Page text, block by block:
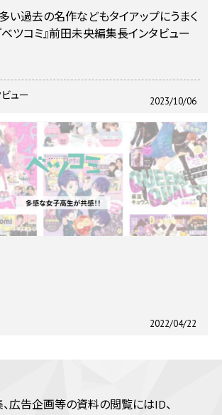
い過去の名作などもタイアップにうまく
ベツコミ』前田未央編集長インタビュー
2023/10/06
ュー
2022/04/22
広告企画等の資料の閲覧にはID、